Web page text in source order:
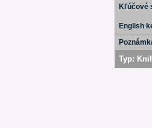
Kľúčové
English
Typ: